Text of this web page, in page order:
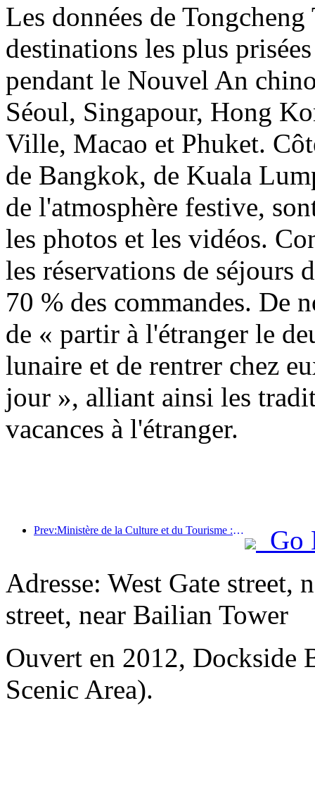
Les données de
destinations les plus
pendant le Nouvel An
Séoul, Singapour, Hong
Ville, Macao et Phuket.
de Bangkok, de Kuala
de l'atmosphère festive,
les photos et les vidéos.
les réservations de séjours
70 % des commandes. De
de « partir à l'étranger le
lunaire et de rentrer chez
jour », alliant ainsi les
vacances à l'étranger.
Prev:Ministère de la Culture et du Tourisme : Lancement de 22 activités thématiques réparties dans 7 grandes régions
Go
Adresse: West Gate street,
street, near Bailian Tower
Ouvert en 2012, Dockside
Scenic Area).